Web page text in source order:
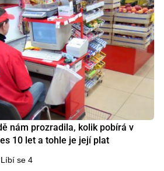
nám prozradila, kolik pobírá v
10 let a tohle je její plat